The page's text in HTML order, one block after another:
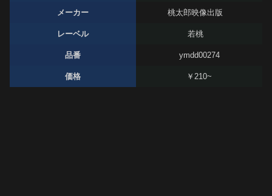
メーカー 桃太郎映像出版
レーベル 若桃
品番 ymdd00274
価格 ￥210~